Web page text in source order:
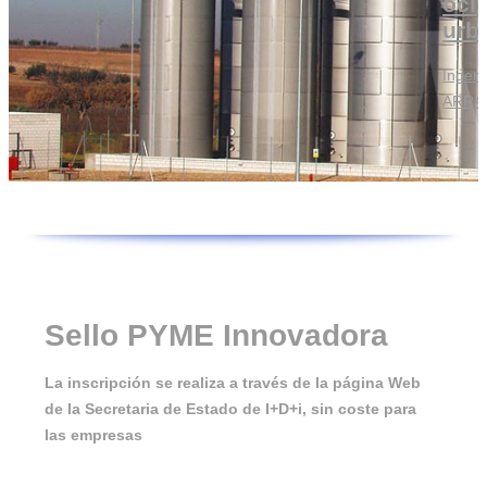
Industria en general
Sello PYME Innovadora
La inscripción se realiza a través de la página Web
de la Secretaria de Estado de I+D+i, sin coste para
las empresas